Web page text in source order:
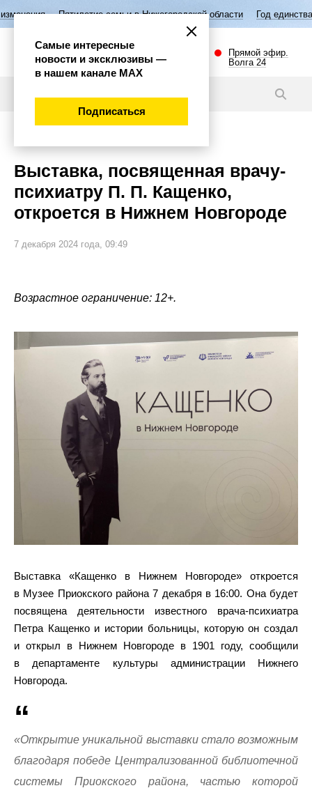
семьи в Нижегородской области Год единства народов России
Прямой эфир.
Волга 24
Выставка, посвященная врачу-
психиатру П. П. Кащенко,
откроется в Нижнем Новгороде
7 декабря 2024 года, 09:49
Возрастное ограничение: 12+.
Выставка «Кащенко в Нижнем Новгороде» откроется
в Музее Приокского района 7 декабря в 16:00. Она будет
посвящена деятельности известного врача-психиатра
Петра Кащенко и истории больницы, которую он создал
и открыл в Нижнем Новгороде в 1901 году, сообщили
в департаменте культуры администрации Нижнего
Новгорода.
«Открытие уникальной выставки стало возможным
благодаря победе Централизованной библиотечной
системы Приокского района, частью которой
Самые интересные
новости и эксклюзивы —
в нашем канале МАХ
Подписаться